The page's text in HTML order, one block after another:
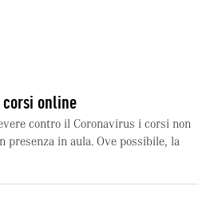
corsi online
contro il Coronavirus i corsi non
presenza in aula. Ove possibile, la